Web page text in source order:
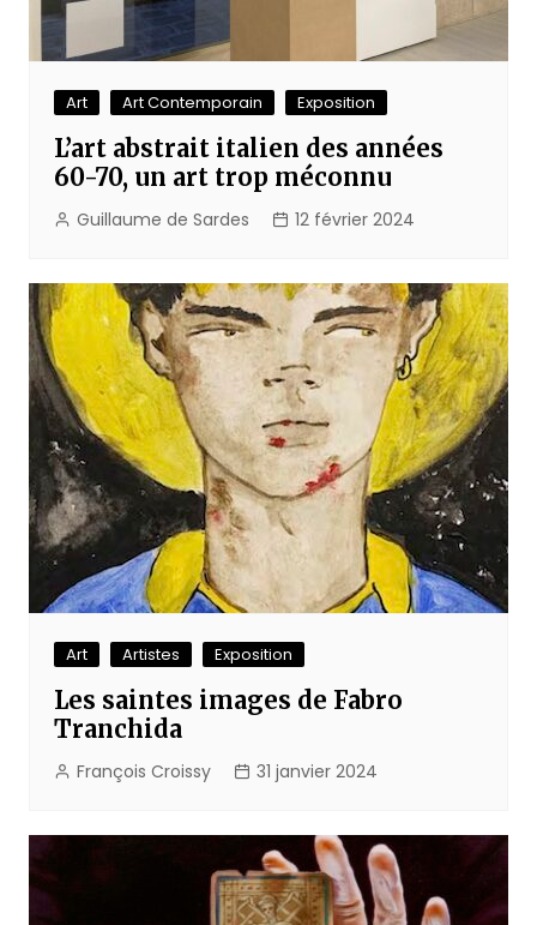
Art Art Contemporain Exposition
L’art abstrait italien des années
60-70, un art trop méconnu
Guillaume de Sardes 12 février 2024
Art Artistes Exposition
Les saintes images de Fabro
Tranchida
François Croissy 31 janvier 2024